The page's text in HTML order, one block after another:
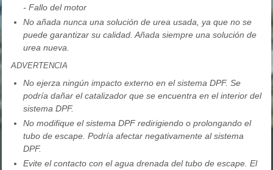
- Fallo del motor
No añada nunca una solución de urea usada, ya que no se
puede garantizar su calidad. Añada siempre una solución de
urea nueva.
ADVERTENCIA
No ejerza ningún impacto externo en el sistema DPF. Se
podría dañar el catalizador que se encuentra en el interior del
sistema DPF.
No modifique el sistema DPF redirigiendo o prolongando el
tubo de escape. Podría afectar negativamente al sistema
DPF.
Evite el contacto con el agua drenada del tubo de escape. El